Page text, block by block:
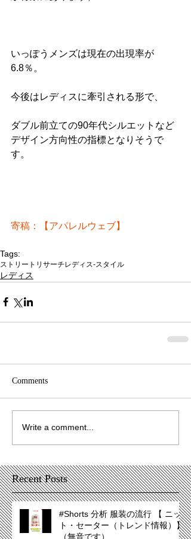
いっぽうメンズは現在の出現率が
6.8％。
今後はレディスに牽引される形で、
ダブル前立ての90年代シルエットなど
デザイン方向性の指標となりそうで
す。
寄稿：【アパレルウェブ】
Tags:
ストリートリサーチレディス-スタイル
レディス
Comments
Write a comment...
Recent Posts
#Shorts 分析 服装の流行 【 ニッ
ト・セーター（トレンド情報）】
（無音です）